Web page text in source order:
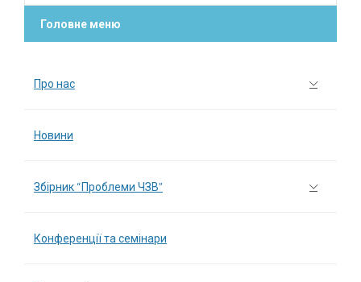
Головне меню
Про нас
Новини
Збірник “Проблеми ЧЗВ”
Конференції та семінари